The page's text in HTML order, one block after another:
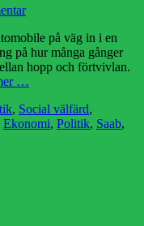
på väg in i en
på hur många gånger
hopp och förtvivlan.
…
, Social välfärd,
Ekonomi, Politik, Saab,